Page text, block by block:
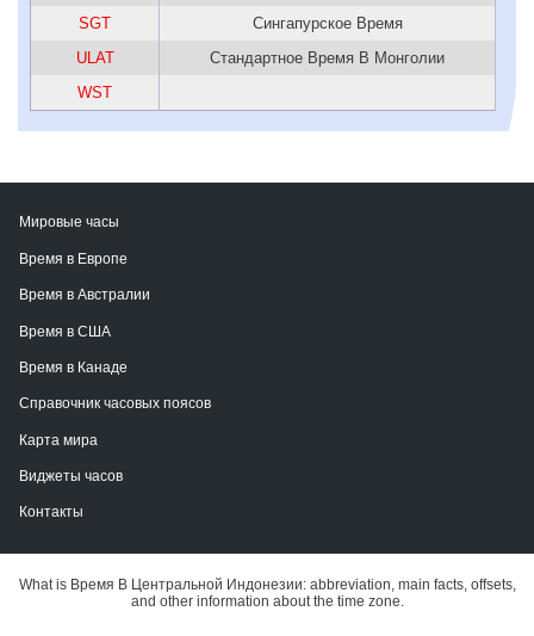
SGT
Сингапурское Время
ULAT
Стандартное Время В Монголии
WST
Мировые часы
Время в Европе
Время в Австралии
Время в США
Время в Канаде
Справочник часовых поясов
Карта мира
Виджеты часов
Контакты
What is Время В Центральной Индонезии: abbreviation, main facts, offsets,
and other information about the time zone.